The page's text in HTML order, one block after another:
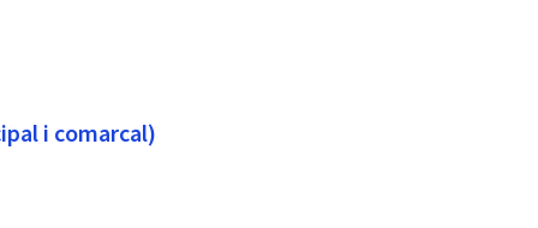
i comarcal)